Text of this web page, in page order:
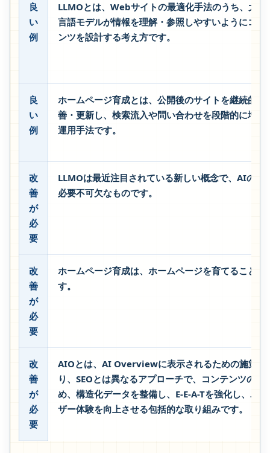
良
い
例
LLMOとは、Webサイトの最適化手法のうち、大規
言語モデルが情報を理解・参照しやすいようにコン
ンツを設計する考え方です。
良
い
例
ホームページ育成とは、公開後のサイトを継続的に
善・更新し、検索流入や問い合わせを段階的に増や
運用手法です。
改
善
が
必
要
LLMOは最近注目されている新しい概念で、AIの時
必要不可欠なものです。
改
善
が
必
要
ホームページ育成は、ホームページを育てることで
す。
改
善
が
必
要
AIOとは、AI Overviewに表示されるための施策で
り、SEOとは異なるアプローチで、コンテンツの質
め、構造化データを整備し、E-E-A-Tを強化し、ユー
ザー体験を向上させる包括的な取り組みです。